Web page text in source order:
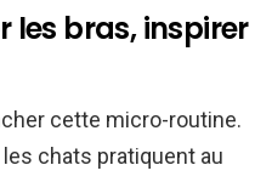
les bras, inspirer
cette micro-routine.
les chats pratiquent au